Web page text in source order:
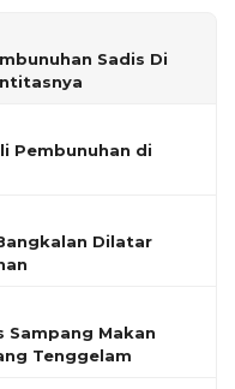
Sadis Di
Pembunuhan di
Dilatar
Sampang Makan
Tenggelam